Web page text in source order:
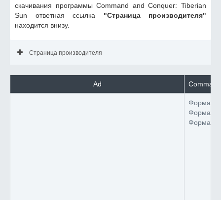
скачивания программы Command and Conquer: Tiberian
Sun ответная ссылка "Страница производителя"
находится внизу.
Страница производителя
Ad
Формат
Формат
Формат